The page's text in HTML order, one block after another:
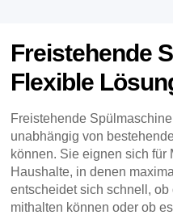
Freistehende
Flexible
Freistehende
unabhängig von
können. Sie eignen sich
Haushalte, in denen
entscheidet sich schnell,
mithalten können oder ob